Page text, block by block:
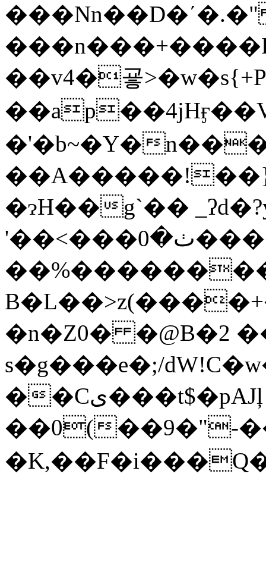
��v4�굫
�'�b~�Y�
�ɂH��g`��
'��<���ٺ�0����*�r��N^
�n�Z0� �@B�2
s�g���e�;/
��Cى���t$�pAJļ �6�\�2�`-
��0(��9�"-